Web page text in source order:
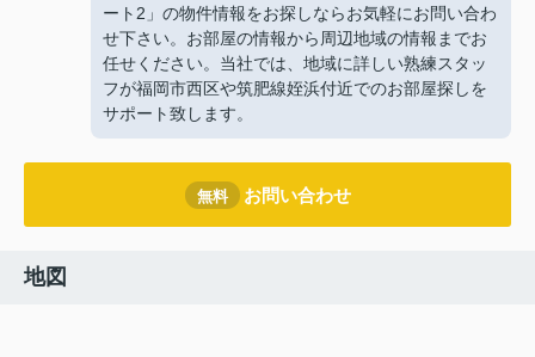
ート2」の物件情報をお探しならお気軽にお問い合わ
せ下さい。お部屋の情報から周辺地域の情報までお
任せください。当社では、地域に詳しい熟練スタッ
フが福岡市西区や筑肥線姪浜付近でのお部屋探しを
サポート致します。
無料 お問い合わせ
地図